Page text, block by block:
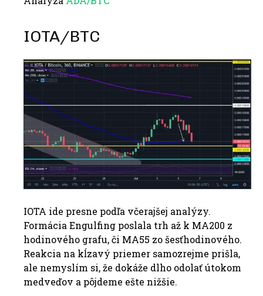
IOTA/BTC
IOTA ide presne podľa včerajšej analýzy.
Formácia Engulfing poslala trh až k MA200 z
hodinového grafu, či MA55 zo šesťhodinového.
Reakcia na kĺzavý priemer samozrejme prišla,
ale nemyslím si, že dokáže dlho odolať útokom
medveďov a pôjdeme ešte nižšie.